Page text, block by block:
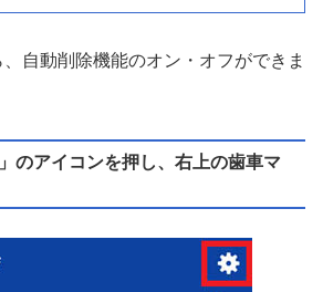
自動削除機能のオン・オフができま
のアイコンを押し、右上の歯車マ